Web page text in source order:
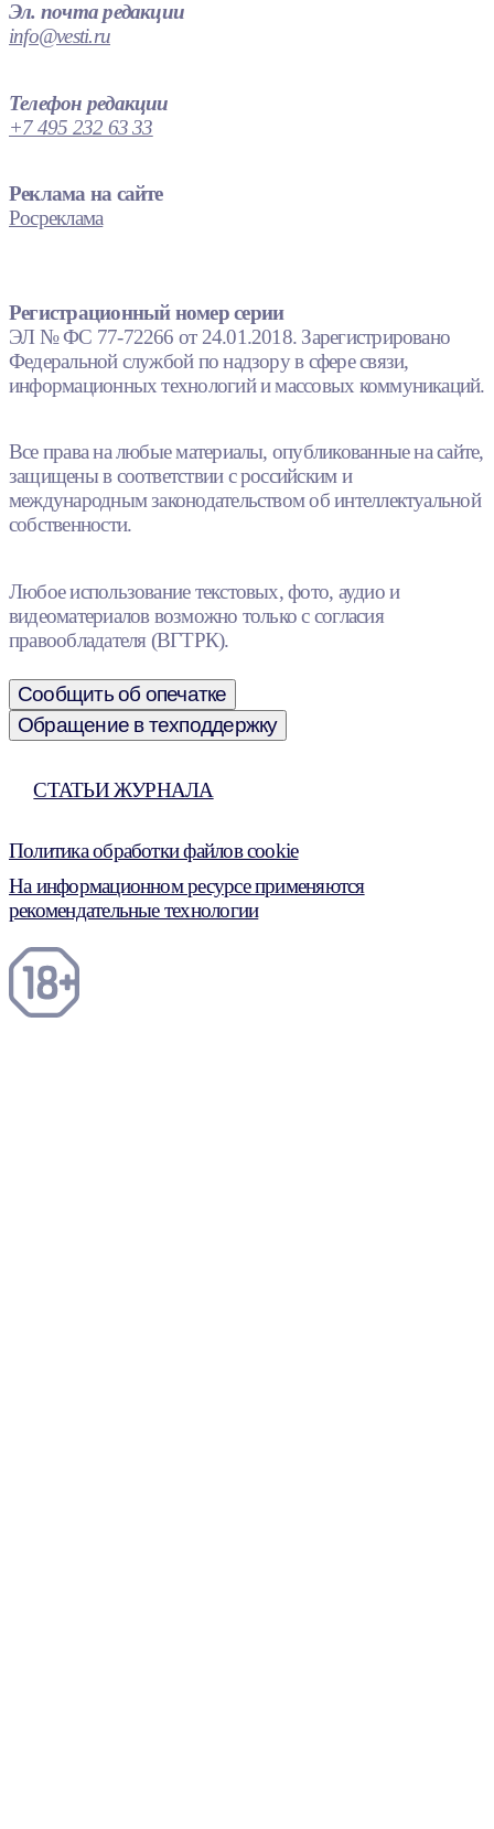
Эл. почта редакции
info@vesti.ru
Телефон редакции
+7 495 232 63 33
Реклама на сайте
Росреклама
Регистрационный номер серии
ЭЛ № ФС 77-72266 от 24.01.2018. Зарегистрировано
Федеральной службой по надзору в сфере связи,
информационных технологий и массовых коммуникаций.
Все права на любые материалы, опубликованные на сайте,
защищены в соответствии с российским и
международным законодательством об интеллектуальной
собственности.
Любое использование текстовых, фото, аудио и
видеоматериалов возможно только с согласия
правообладателя (ВГТРК).
Сообщить об опечатке
Обращение в техподдержку
СТАТЬИ ЖУРНАЛА
Политика обработки файлов cookie
На информационном ресурсе применяются
рекомендательные технологии